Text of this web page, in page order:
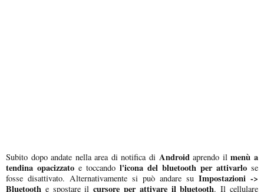
Subito dopo andate nella area di notifica di Androidaprendo ilmenù a
tendina opacizzato e toccando l'icona del bluetooth per attivarlo se
fosse disattivato. Alternativamente si può andare su Impostazioni ->
Bluetooth e spostare ilcursore per attivare il bluetooth. Il cellulare